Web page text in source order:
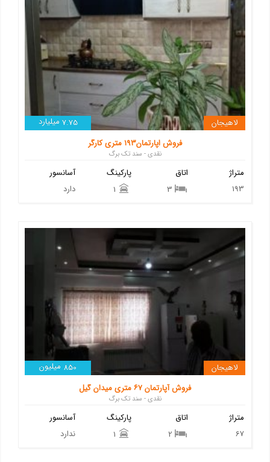
7.75 میلیارد
لاهیجان
فروش اپارتمان۱۹۳ متری کارگر
نقدی - سند تک برگ
آسانسور
دارد
پارکینگ
اتاق
متراژ
193
850 میلیون
لاهیجان
فروش آپارتمان ۶۷ متری میدان گیل
نقدی - سند تک برگ
آسانسور
ندارد
پارکینگ
اتاق
متراژ
67